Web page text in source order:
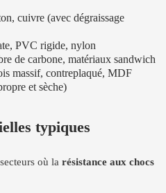
cuivre (avec dégraissage
PVC rigide, nylon
de carbone, matériaux sandwich
massif, contreplaqué, MDF
et sèche)
typiques
où la résistance aux chocs